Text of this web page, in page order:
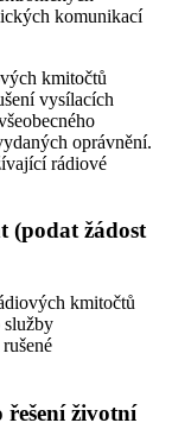
komunikací
kmitočtů
vysílacích
oprávnění.
rádiové
(podat žádost
kmitočtů
služby
životní